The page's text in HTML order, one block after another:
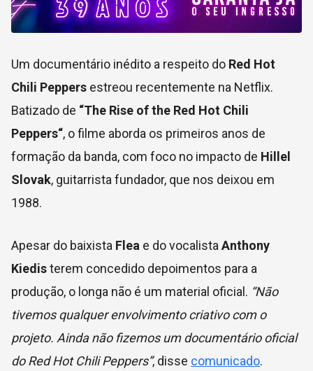
Um documentário inédito a respeito do Red Hot
Chili Peppers estreou recentemente na Netflix.
Batizado de “The Rise of the Red Hot Chili
Peppers“, o filme aborda os primeiros anos de
formação da banda, com foco no impacto de Hillel
Slovak, guitarrista fundador, que nos deixou em
1988.
Apesar do baixista Flea e do vocalista Anthony
Kiedisterem concedido depoimentos para a
produção, o longa não é um material oficial. “Não
tivemos qualquer envolvimento criativo com o
projeto. Ainda não fizemos um documentário oficial
do Red Hot Chili Peppers”, disse comunicado.